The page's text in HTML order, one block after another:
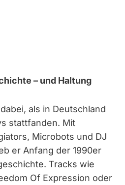
– und Haltung
als in Deutschland
stattfanden. Mit
Microbots und DJ
er Anfang der 1990er
Tracks wie
Of Expression oder